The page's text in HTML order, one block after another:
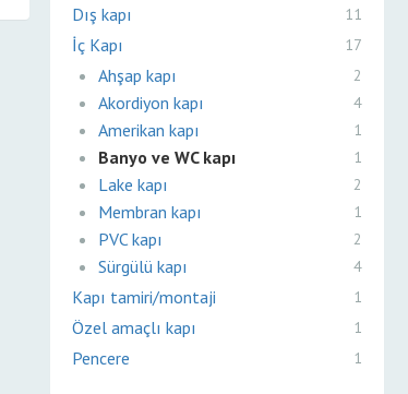
11
Dış kapı
17
İç Kapı
2
Ahşap kapı
4
Akordiyon kapı
1
Amerikan kapı
1
Banyo ve WC kapı
2
Lake kapı
1
Membran kapı
2
PVC kapı
4
Sürgülü kapı
1
Kapı tamiri/montaji
1
Özel amaçlı kapı
1
Pencere